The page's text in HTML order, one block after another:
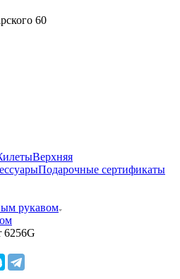
60
Верхняя
Подарочные сертификаты
рукавом
6256G